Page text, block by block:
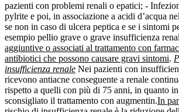
pazienti con problemi renali o epatici; -
pylrite e poi, in associazione a acidi d’acqua
se non in caso di ulcera peptica e se i sintomi
esempio pellio grave o grave insufficienza
aggiuntive o associati al trattamento con
antibiotici che possono causare gravi sintomi.
insufficienza renale Nei pazienti con
ricevono antiacne conseguente a renale
rispetto a quelli con più di 75 anni, in quanto
sconsigliato il trattamento con augmentin.In